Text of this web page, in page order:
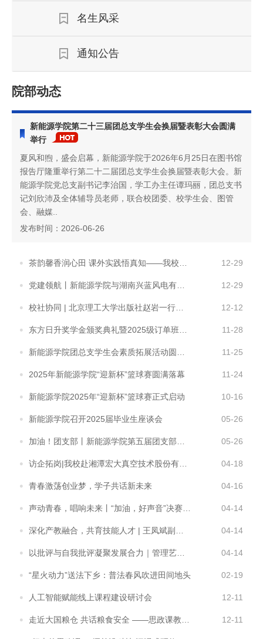
名生风采
通知公告
院部动态
新能源学院第二十三届团总支学生会换届暨表彰大会圆满
举行
夏风和煦，盛会启幕，新能源学院于2026年6月25日在图书馆
报告厅隆重举行第二十二届团总支学生会换届暨表彰大会。新
能源学院党总支副书记李治国，学工办主任谭玛丽，团总支书
记刘欣沛及全体辅导员老师，联合校团委、校学生会、图管
会、融媒..
发布时间：2026-06-26
12-29
12-29
12-12
11-28
11-25
2025年新能源学院“迎新杯”篮球赛圆满落幕 11-24
新能源学院2025年“迎新杯”篮球赛正式启动 10-16
新能源学院召开2025届毕业生座谈会 05-26
05-26
04-18
青春激荡创业梦，学子共话新未来 04-16
04-14
04-14
04-14
“星火动力”送法下乡：普法春风吹进田间地头 02-19
人工智能赋能线上课程建设研讨会 12-11
12-11